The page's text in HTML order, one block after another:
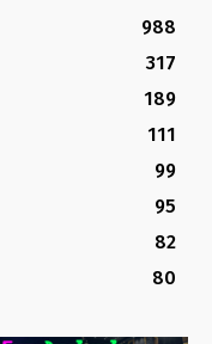
988
317
189
111
99
95
82
80